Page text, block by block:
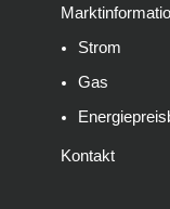
Strom
Gas
Kontakt